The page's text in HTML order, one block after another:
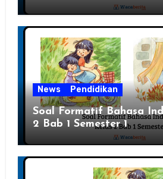
News Pendidikan
Soal Formatif Bahasa
2 Bab 1 Semester 1